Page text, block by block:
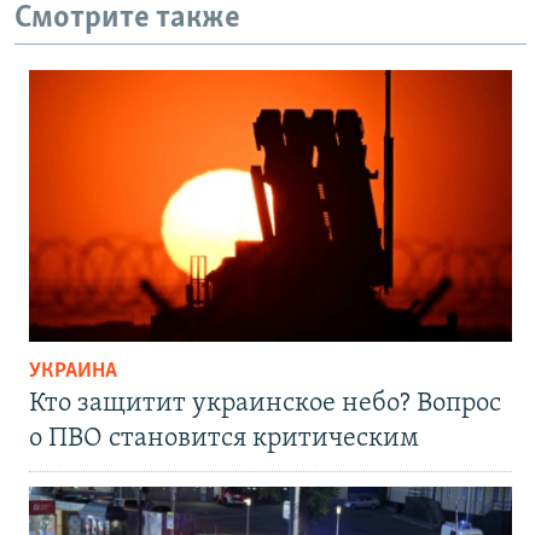
Смотрите также
УКРАИНА
Кто защитит украинское небо? Вопрос
о ПВО становится критическим